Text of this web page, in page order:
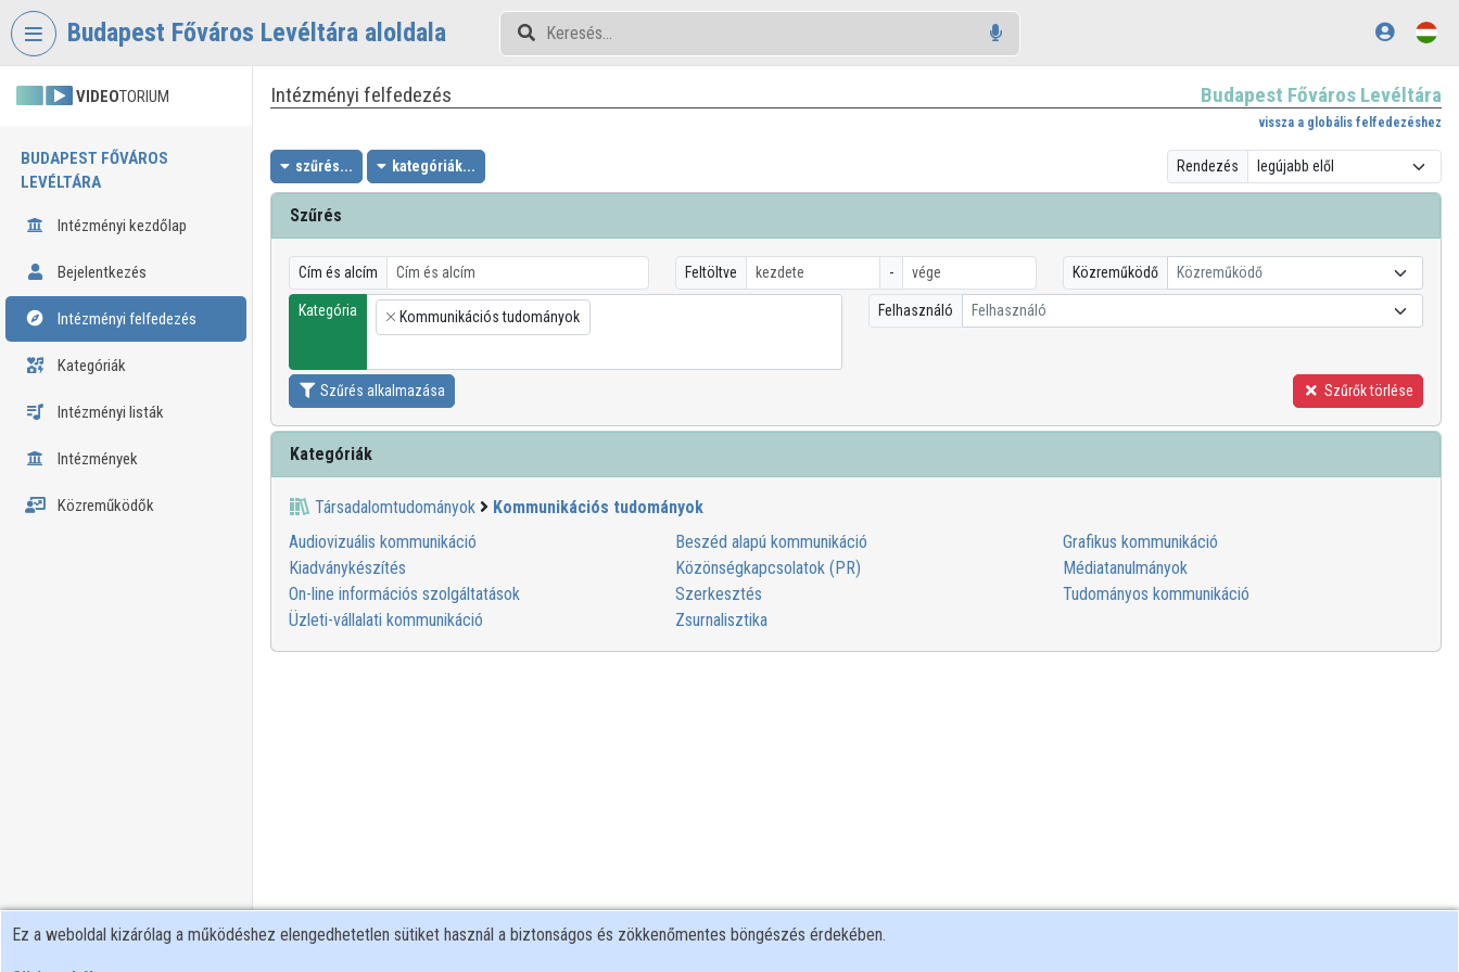
Fejléc kihagyása
Budapest Főváros Levéltára aloldala
VIDEOTORIUM
BUDAPEST FŐVÁROS
LEVÉLTÁRA
Intézményi kezdőlap
Bejelentkezés
Intézményi felfedezés
Kategóriák
Intézményi listák
Intézmények
Közreműködők
Intézményi felfedezés Budapest Főváros Levéltára
vissza a globális felfedezéshez
szűrés... kategóriák... Rendezés
Szűrés
Cím és alcím Feltöltve - Közreműködő Közreműködő
Kategória
×
Kommunikációs tudományok Felhasználó Felhasználó
Szűrés alkalmazása Szűrők törlése
Kategóriák
Társadalomtudományok
Kommunikációs tudományok
Audiovizuális kommunikáció
Beszéd alapú kommunikáció
Grafikus kommunikáció
Kiadványkészítés
Közönségkapcsolatok (PR)
Médiatanulmányok
On-line információs szolgáltatások
Szerkesztés
Tudományos kommunikáció
Üzleti-vállalati kommunikáció
Zsurnalisztika
Ez a weboldal kizárólag a működéshez elengedhetetlen sütiket használ a biztonságos és zökkenőmentes böngészés érdekében.